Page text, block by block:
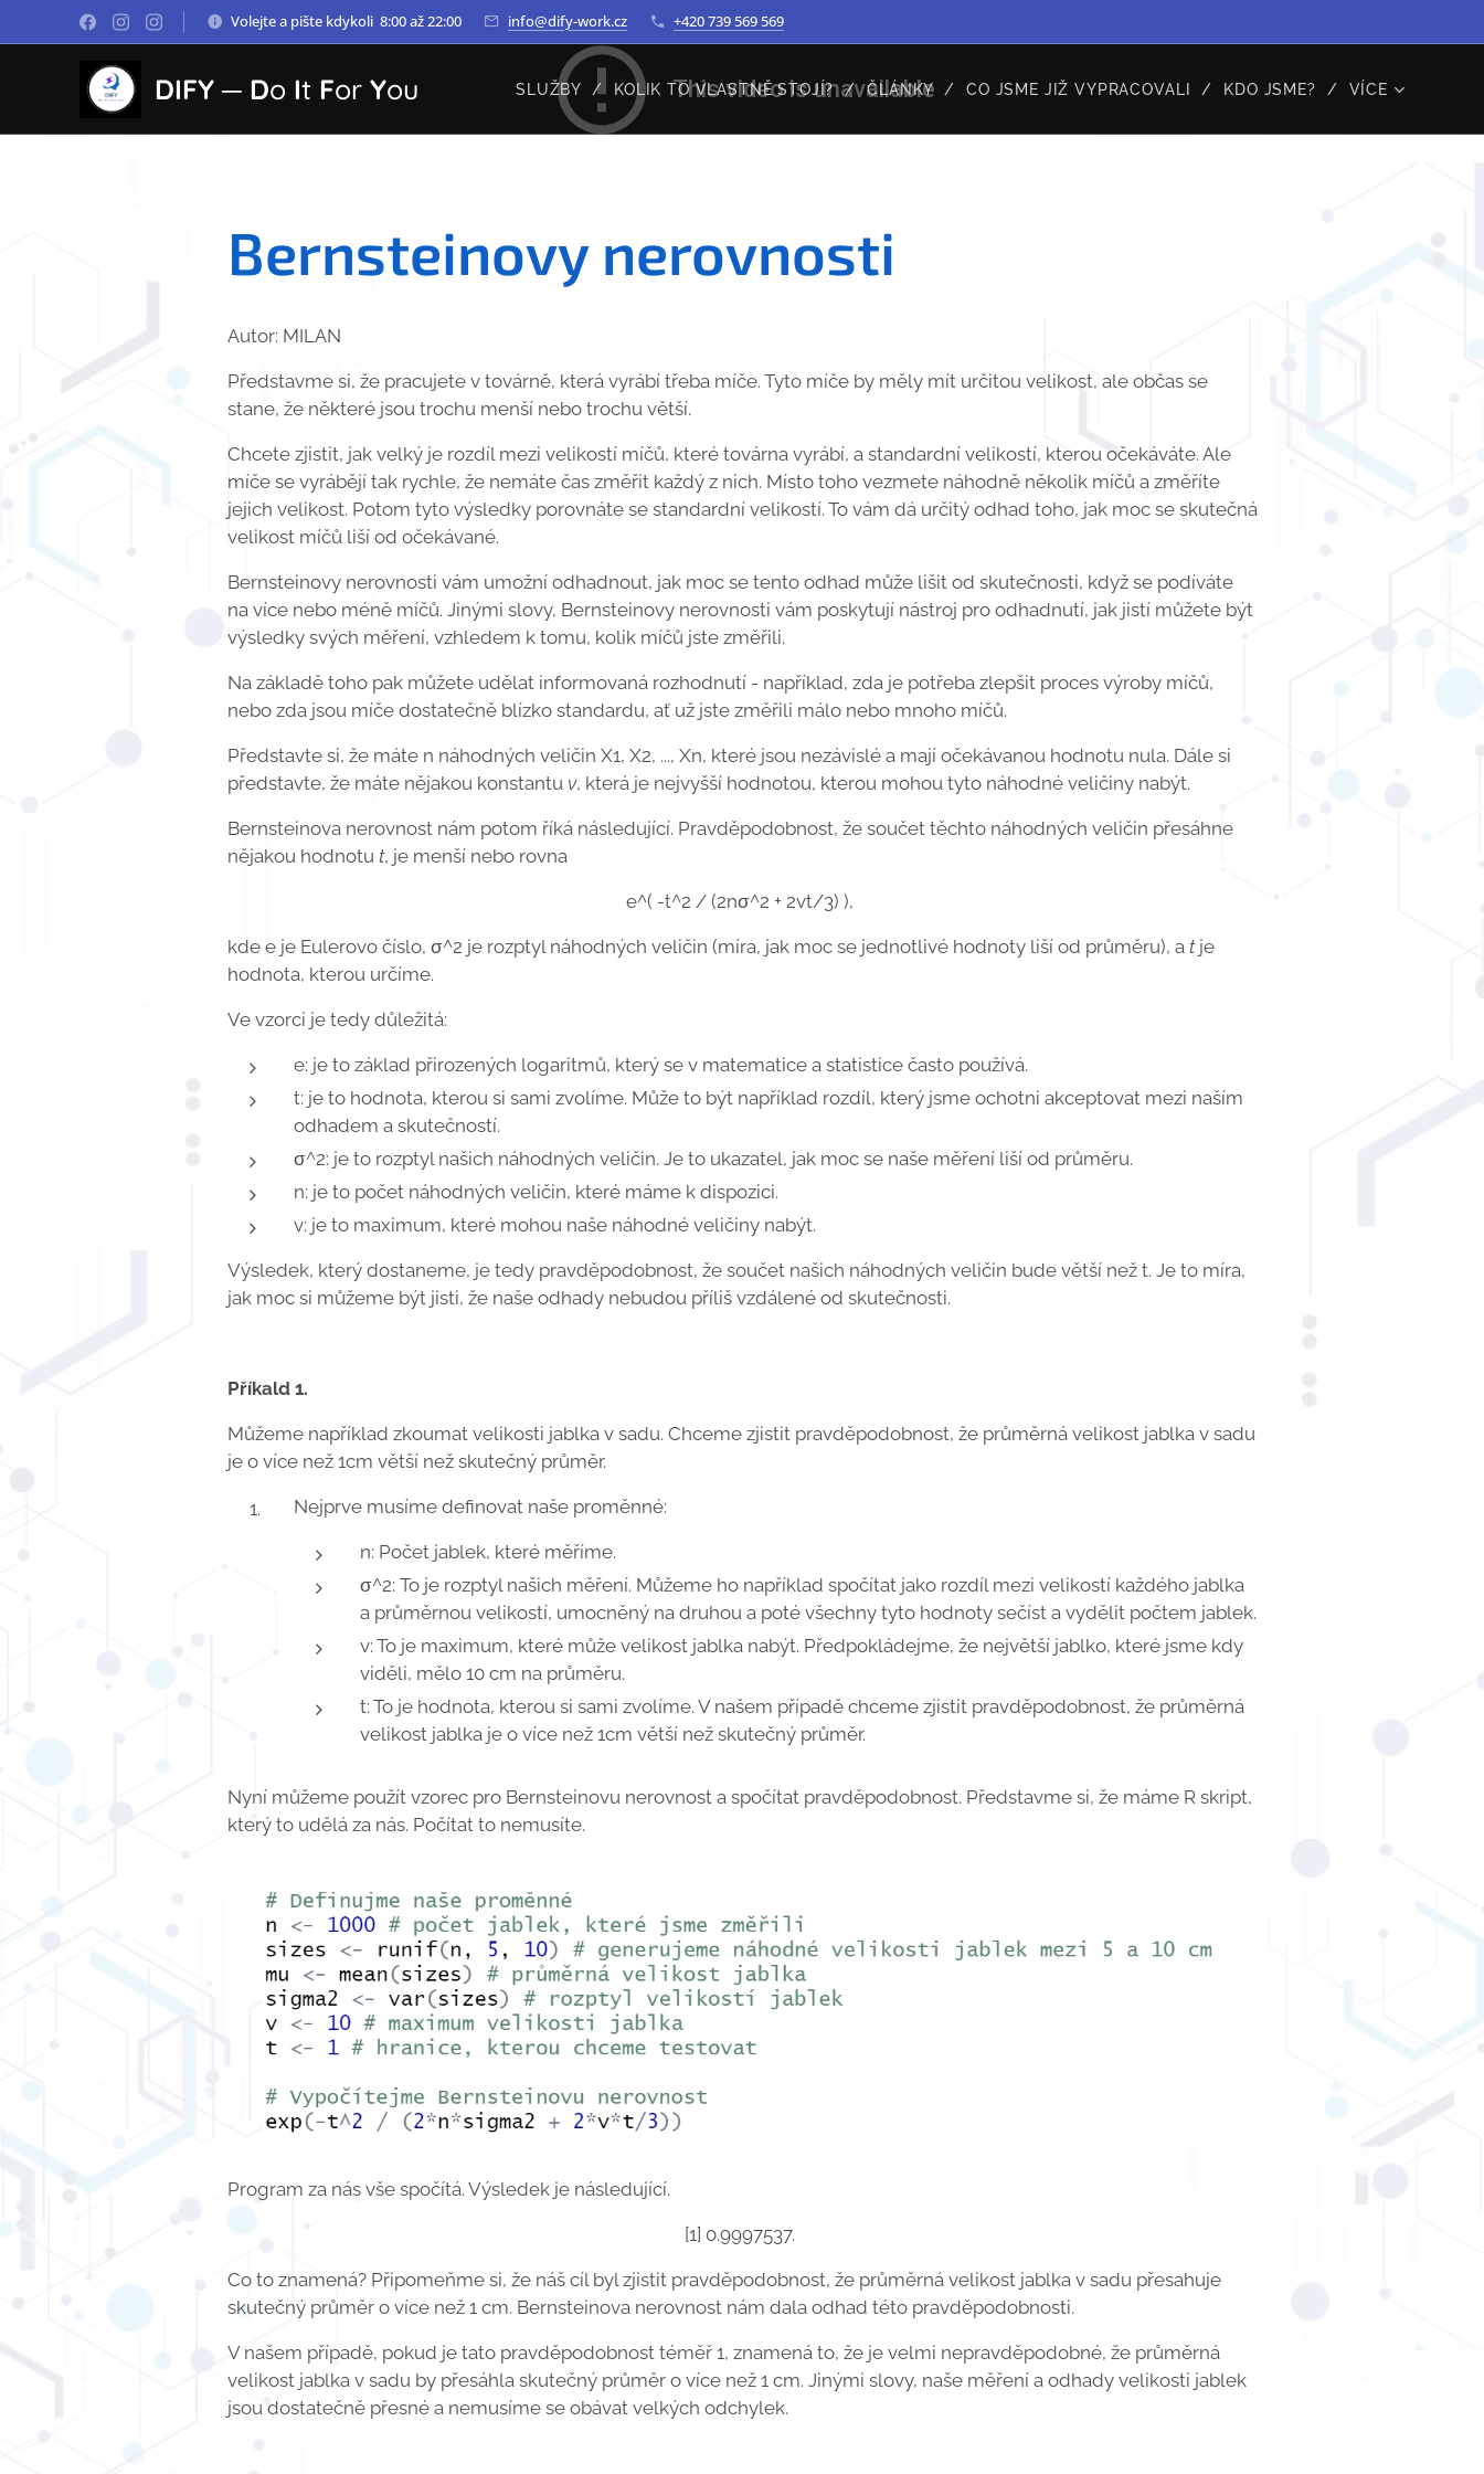
Volejte a pište kdykoli 8:00 až 22:00 info@dify-work.cz +420 739 569 569
DIFY ─ Do It For You SLUŽBY KOLIK TO VLASTNĚ STOJÍ? ČLÁNKY CO JSME JIŽ VYPRACOVALI KDO JSME? VÍCE
Bernsteinovy nerovnosti
Autor: MILAN
Představme si, že pracujete v továrně, která vyrábí třeba míče. Tyto míče by měly mít určitou velikost, ale občas se
stane, že některé jsou trochu menší nebo trochu větší.
Chcete zjistit, jak velký je rozdíl mezi velikostí míčů, které továrna vyrábí, a standardní velikostí, kterou očekáváte. Ale
míče se vyrábějí tak rychle, že nemáte čas změřit každý z nich. Místo toho vezmete náhodně několik míčů a změříte
jejich velikost. Potom tyto výsledky porovnáte se standardní velikostí. To vám dá určitý odhad toho, jak moc se skutečná
velikost míčů liší od očekávané.
Bernsteinovy nerovnosti vám umožní odhadnout, jak moc se tento odhad může lišit od skutečnosti, když se podíváte
na více nebo méně míčů. Jinými slovy, Bernsteinovy nerovnosti vám poskytují nástroj pro odhadnutí, jak jistí můžete být
výsledky svých měření, vzhledem k tomu, kolik míčů jste změřili.
Na základě toho pak můžete udělat informovaná rozhodnutí - například, zda je potřeba zlepšit proces výroby míčů,
nebo zda jsou míče dostatečně blízko standardu, ať už jste změřili málo nebo mnoho míčů.
Představte si, že máte n náhodných veličin X1, X2, ..., Xn, které jsou nezávislé a mají očekávanou hodnotu nula. Dále si
představte, že máte nějakou konstantu v, která je nejvyšší hodnotou, kterou mohou tyto náhodné veličiny nabýt.
Bernsteinova nerovnost nám potom říká následující. Pravděpodobnost, že součet těchto náhodných veličin přesáhne
nějakou hodnotu t, je menší nebo rovna
e^( -t^2 / (2nσ^2 + 2vt/3) ),
kde e je Eulerovo číslo, σ^2 je rozptyl náhodných veličin (míra, jak moc se jednotlivé hodnoty liší od průměru), a tje
hodnota, kterou určíme.
Ve vzorci je tedy důležitá:
e: je to základ přirozených logaritmů, který se v matematice a statistice často používá.
t: je to hodnota, kterou si sami zvolíme. Může to být například rozdíl, který jsme ochotni akceptovat mezi naším
odhadem a skutečností.
σ^2: je to rozptyl našich náhodných veličin. Je to ukazatel, jak moc se naše měření liší od průměru.
n: je to počet náhodných veličin, které máme k dispozici.
v: je to maximum, které mohou naše náhodné veličiny nabýt.
Výsledek, který dostaneme, je tedy pravděpodobnost, že součet našich náhodných veličin bude větší než t. Je to míra,
jak moc si můžeme být jisti, že naše odhady nebudou příliš vzdálené od skutečnosti.
Příkald 1.
Můžeme například zkoumat velikosti jablka v sadu. Chceme zjistit pravděpodobnost, že průměrná velikost jablka v sadu
je o více než 1cm větší než skutečný průměr.
Nejprve musíme definovat naše proměnné:
n: Počet jablek, které měříme.
σ^2: To je rozptyl našich měření. Můžeme ho například spočítat jako rozdíl mezi velikostí každého jablka
a průměrnou velikostí, umocněný na druhou a poté všechny tyto hodnoty sečíst a vydělit počtem jablek.
v: To je maximum, které může velikost jablka nabýt. Předpokládejme, že největší jablko, které jsme kdy
viděli, mělo 10 cm na průměru.
t: To je hodnota, kterou si sami zvolíme. V našem případě chceme zjistit pravděpodobnost, že průměrná
velikost jablka je o více než 1cm větší než skutečný průměr.
Nyní můžeme použít vzorec pro Bernsteinovu nerovnost a spočítat pravděpodobnost. Představme si, že máme R skript,
který to udělá za nás. Počítat to nemusíte.
Program za nás vše spočítá. Výsledek je následující.
[1] 0.9997537.
Co to znamená? Připomeňme si, že náš cíl byl zjistit pravděpodobnost, že průměrná velikost jablka v sadu přesahuje
skutečný průměr o více než 1 cm. Bernsteinova nerovnost nám dala odhad této pravděpodobnosti.
V našem případě, pokud je tato pravděpodobnost téměř 1, znamená to, že je velmi nepravděpodobné, že průměrná
velikost jablka v sadu by přesáhla skutečný průměr o více než 1 cm. Jinými slovy, naše měření a odhady velikosti jablek
jsou dostatečně přesné a nemusíme se obávat velkých odchylek.